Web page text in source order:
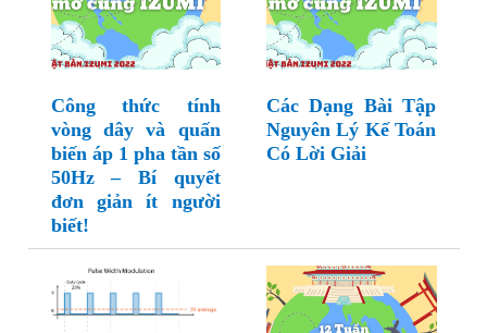
Công thức tính
vòng dây và quấn
biến áp 1 pha tần số
50Hz – Bí quyết
đơn giản ít người
biết!
Các Dạng Bài Tập
Nguyên Lý Kế Toán
Có Lời Giải